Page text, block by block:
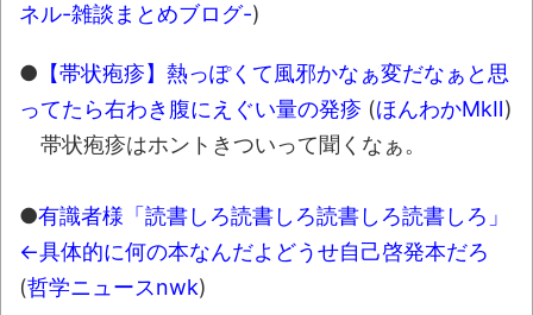
ネル-雑談まとめブログ-)
● 【帯状疱疹】熱っぽくて風邪かなぁ変だなぁと思
ってたら右わき腹にえぐい量の発疹 (ほんわかMkⅡ)
帯状疱疹はホントきついって聞くなぁ。
●有識者様「読書しろ読書しろ読書しろ読書しろ」
←具体的に何の本なんだよどうせ自己啓発本だろ
(哲学ニュースnwk)